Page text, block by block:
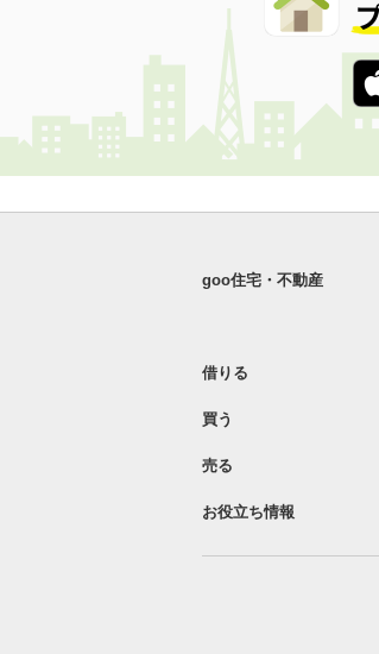
goo住宅・不動産
借りる
買う
売る
お役立ち情報